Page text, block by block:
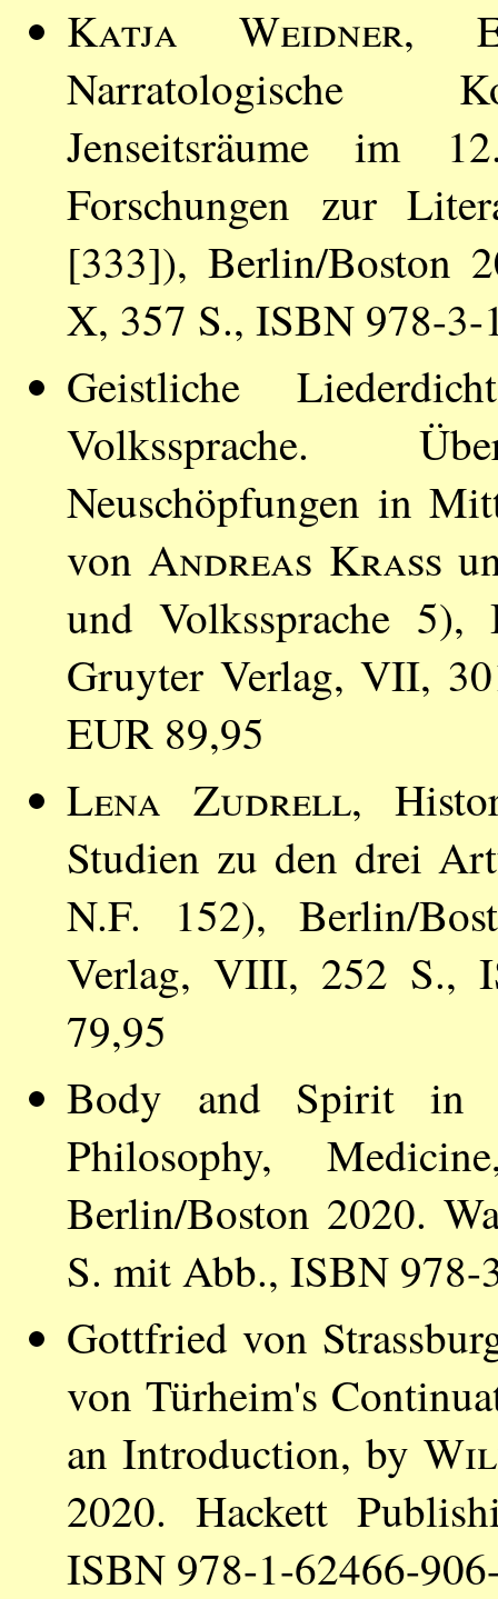
Katja Weidner,
Narratologische
Jenseitsräume im
Forschungen zur
[333]), Berlin/Boston
X, 357 S., ISBN 978-
Geistliche
Volkssprache.
Neuschöpfungen in
von Andreas Kraß
und Volkssprache 5),
Gruyter Verlag, VII,
EUR 89,95
Lena Zudrell,
Studien zu den drei
N.F. 152), Berlin/
Verlag, VIII, 252 S.,
79,95
Body and Spirit in
Philosophy,
Berlin/Boston 2020.
S. mit Abb., ISBN
Gottfried von
von Türheim's
an Introduction, by
2020. Hackett
ISBN 978-1-62466-